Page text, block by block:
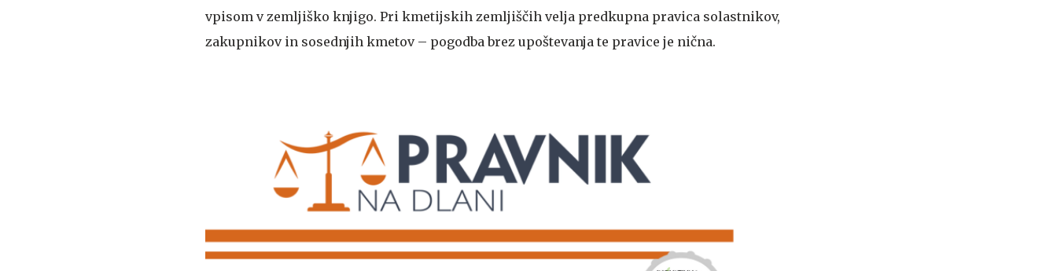
vpisom v zemljiško knjigo. Pri kmetijskih zemljiščih velja predkupna pravica solastnikov,
zakupnikov in sosednjih kmetov – pogodba brez upoštevanja te pravice je nična.